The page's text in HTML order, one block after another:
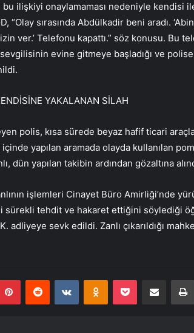
bu ilişkiyi onaylamaması nedeniyle kendisi
sırasında Abdülkadir beni aradı.
ver.’ Telefonu kapattı.” söz konusu. Bu
evine gitmeye başladığı ve
YAKALANAN SİLAH
polis, kısa sürede beyaz hafif ticari araçla
yapılan aramada olayda kullanılan
dün yapılan takibin ardından gözaltına
işlemleri Cinayet Büro Amirliği’nde
tehdit ve hakaret ettiğini söylediği
adliyeye sevk edildi. Zanlı çıkarıldığı
PinterestReddit VKontakteOdnoklassniki
Pocket E-Posta ile paylaş